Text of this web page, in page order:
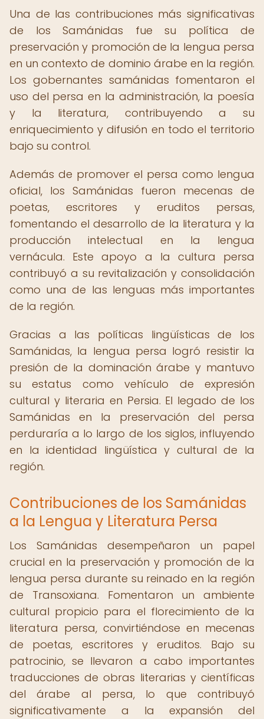
Una de las contribuciones más significativas
de los Samánidas fue su política de
preservación y promoción de la lengua persa
en un contexto de dominio árabe en la región.
Los gobernantes samánidas fomentaron el
uso del persa en la administración, la poesía
y la literatura, contribuyendo a su
enriquecimiento y difusión en todo el territorio
bajo su control.
Además de promover el persa como lengua
oficial, los Samánidas fueron mecenas de
poetas, escritores y eruditos persas,
fomentando el desarrollo de la literatura y la
producción intelectual en la lengua
vernácula. Este apoyo a la cultura persa
contribuyó a su revitalización y consolidación
como una de las lenguas más importantes
de la región.
Gracias a las políticas lingüísticas de los
Samánidas, la lengua persa logró resistir la
presión de la dominación árabe y mantuvo
su estatus como vehículo de expresión
cultural y literaria en Persia. El legado de los
Samánidas en la preservación del persa
perduraría a lo largo de los siglos, influyendo
en la identidad lingüística y cultural de la
región.
Contribuciones de los Samánidas
a la Lengua y Literatura Persa
Los Samánidas desempeñaron un papel
crucial en la preservación y promoción de la
lengua persa durante su reinado en la región
de Transoxiana. Fomentaron un ambiente
cultural propicio para el florecimiento de la
literatura persa, convirtiéndose en mecenas
de poetas, escritores y eruditos. Bajo su
patrocinio, se llevaron a cabo importantes
traducciones de obras literarias y científicas
del árabe al persa, lo que contribuyó
significativamente a la expansión del